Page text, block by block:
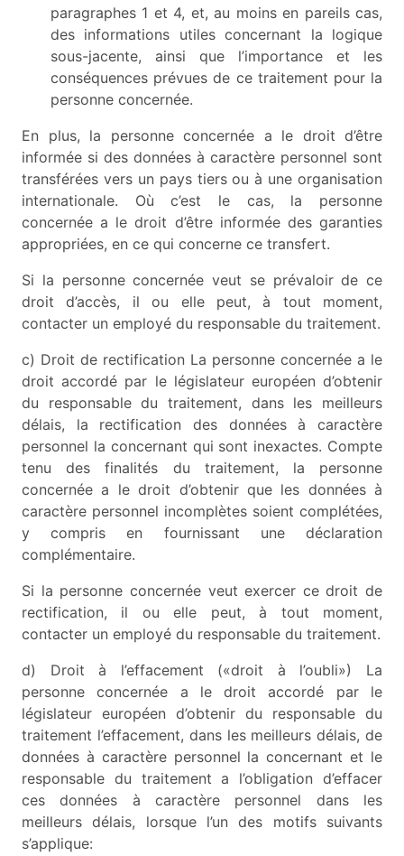
paragraphes 1 et 4, et, au moins en pareils cas,
des informations utiles concernant la logique
sous-jacente, ainsi que l’importance et les
conséquences prévues de ce traitement pour la
personne concernée.
En plus, la personne concernée a le droit d’être
informée si des données à caractère personnel sont
transférées vers un pays tiers ou à une organisation
internationale. Où c’est le cas, la personne
concernée a le droit d’être informée des garanties
appropriées, en ce qui concerne ce transfert.
Si la personne concernée veut se prévaloir de ce
droit d’accès, il ou elle peut, à tout moment,
contacter un employé du responsable du traitement.
c) Droit de rectification La personne concernée a le
droit accordé par le législateur européen d’obtenir
du responsable du traitement, dans les meilleurs
délais, la rectification des données à caractère
personnel la concernant qui sont inexactes. Compte
tenu des finalités du traitement, la personne
concernée a le droit d’obtenir que les données à
caractère personnel incomplètes soient complétées,
y compris en fournissant une déclaration
complémentaire.
Si la personne concernée veut exercer ce droit de
rectification, il ou elle peut, à tout moment,
contacter un employé du responsable du traitement.
d) Droit à l’effacement («droit à l’oubli») La
personne concernée a le droit accordé par le
législateur européen d’obtenir du responsable du
traitement l’effacement, dans les meilleurs délais, de
données à caractère personnel la concernant et le
responsable du traitement a l’obligation d’effacer
ces données à caractère personnel dans les
meilleurs délais, lorsque l’un des motifs suivants
s’applique: